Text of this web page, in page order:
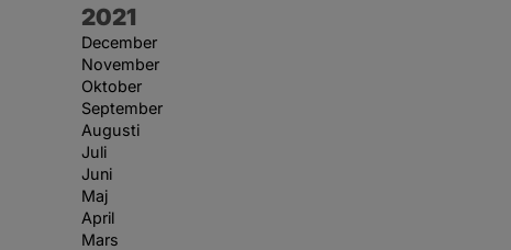
År:
2021
December
November
Oktober
September
Augusti
Juli
Juni
Maj
April
Mars